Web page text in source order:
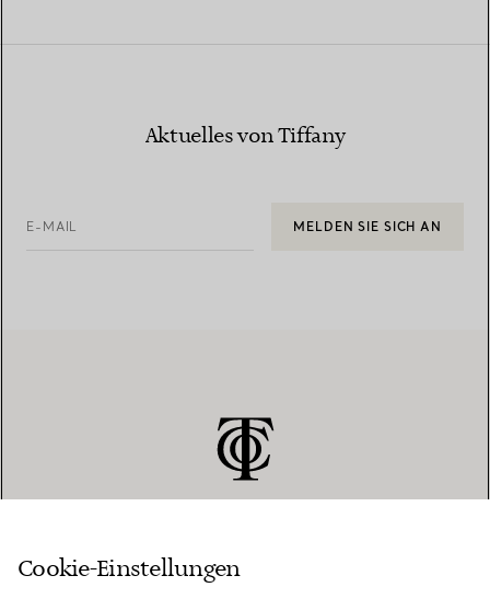
Aktuelles von Tiffany
E-MAIL MELDEN SIE SICH AN
KUNDENSERVICE
Cookie-Einstellungen